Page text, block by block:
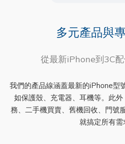
多元產品與
從最新iPhone到3C
我們的產品線涵蓋最新的iPhone型
如保護殼、充電器、耳機等。此
務、二手機買賣、舊機回收、門號
就搞定所有需